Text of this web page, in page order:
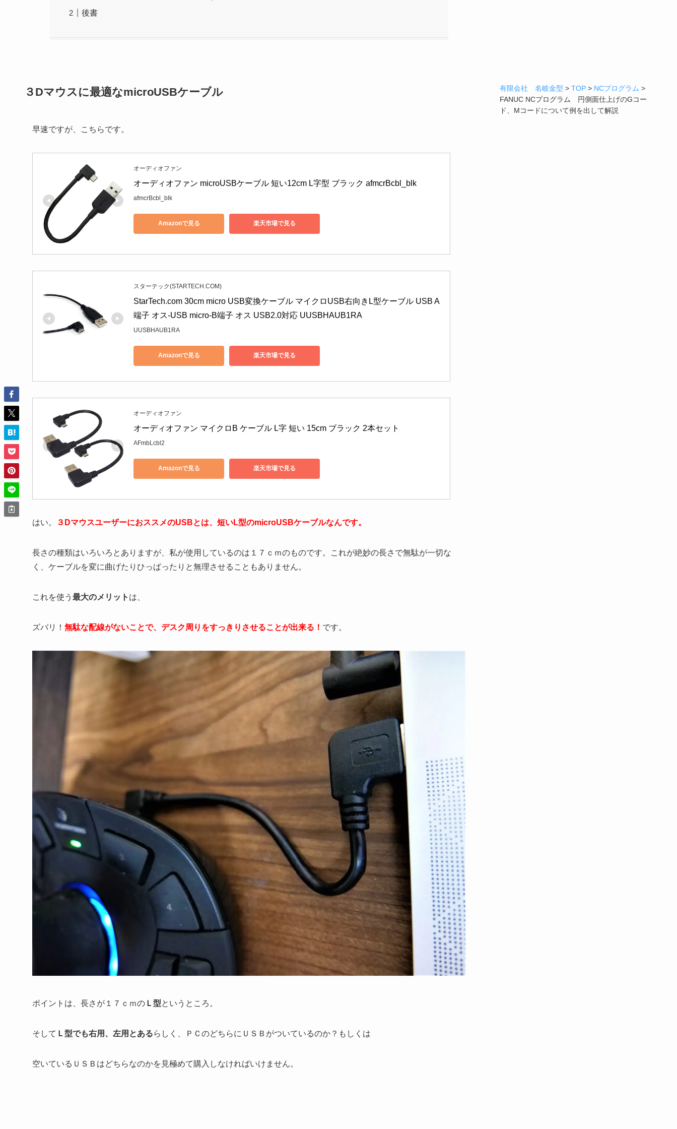
後書
３Dマウスに最適なmicroUSBケーブル
早速ですが、こちらです。
オーディオファン
オーディオファン microUSBケーブル 短い12cm L字型 ブラック afmcrBcbl_blk
afmcrBcbl_blk
Amazonで見る 楽天市場で見る
スターテック(STARTECH.COM)
StarTech.com 30cm micro USB変換ケーブル マイクロUSB右向きL型ケーブル USB A
端子 オス-USB micro-B端子 オス USB2.0対応 UUSBHAUB1RA
UUSBHAUB1RA
Amazonで見る 楽天市場で見る
オーディオファン
オーディオファン マイクロB ケーブル L字 短い 15cm ブラック 2本セット
AFmbLcbl2
Amazonで見る 楽天市場で見る
はい。 ３DマウスユーザーにおススメのUSBとは、短いL型のmicroUSBケーブルなんです。
長さの種類はいろいろとありますが、私が使用しているのは１７ｃｍのものです。これが絶妙の長さで無駄が一切な
く、ケーブルを変に曲げたりひっぱったりと無理させることもありません。
これを使う 最大のメリット は、
ズバリ！ 無駄な配線がないことで、 デスク周りをすっきりさせることが出来る！ です。
ポイントは、長さが１７ｃｍの Ｌ型というところ。
そして Ｌ型でも右用、左用とあるらしく、ＰＣのどちらにＵＳＢがついているのか？もしくは
空いているＵＳＢはどちらなのかを見極めて購入しなければいけません。
有限会社 名岐金型 > TOP > NCプログラム >
FANUC NCプログラム 円側面仕上げのGコー
ド、Mコードについて例を出して解説